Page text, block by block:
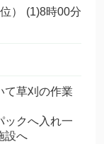
） (1)8時00分
草刈の作業
ックへ入れ一
設へ